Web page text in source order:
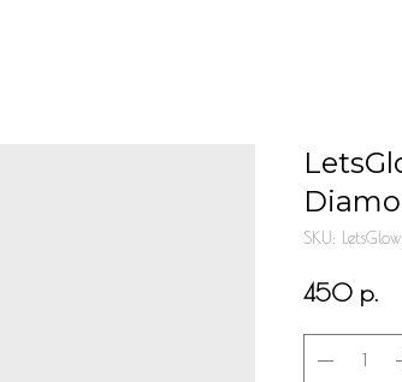
SKU:
450 р.